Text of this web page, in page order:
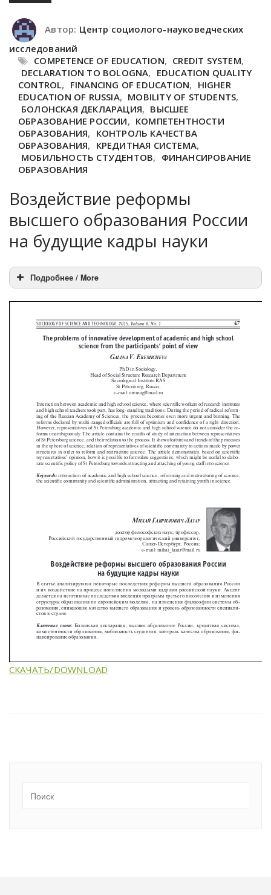
Автор: Центр социолого-науковедческих
исследований
COMPETENCE OF EDUCATION, CREDIT SYSTEM,
DECLARATION TO BOLOGNA, EDUCATION QUALITY
CONTROL, FINANCING OF EDUCATION, HIGHER
EDUCATION OF RUSSIA, MOBILITY OF STUDENTS,
БОЛОНСКАЯ ДЕКЛАРАЦИЯ, ВЫСШЕЕ
ОБРАЗОВАНИЕ РОССИИ, КОМПЕТЕНТНОСТИ
ОБРАЗОВАНИЯ, КОНТРОЛЬ КАЧЕСТВА
ОБРАЗОВАНИЯ, КРЕДИТНАЯ СИСТЕМА,
МОБИЛЬНОСТЬ СТУДЕНТОВ, ФИНАНСИРОВАНИЕ
ОБРАЗОВАНИЯ
Воздействие реформы
высшего образования России
на будущие кадры науки
Подробнее / More
СКАЧАТЬ/DOWNLOAD